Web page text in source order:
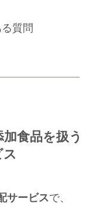
質問
食品を扱う
サービスで、